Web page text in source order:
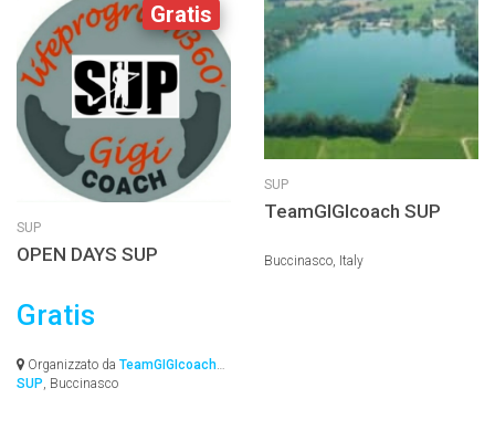
Gratis
SUP
OPEN DAYS SUP
Gratis
Organizzato da TeamGIGIcoach
SUP , Buccinasco
SUP
TeamGIGIcoach SUP
Buccinasco, Italy